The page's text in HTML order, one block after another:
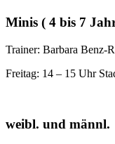
Minis ( 4 bis 7
Trainer: Barbara Benz-
Freitag: 14 – 15 Uhr
weibl. und